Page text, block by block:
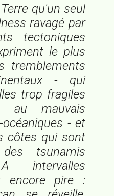
qu'un seul
ravagé par
tectoniques
le plus
tremblements
- qui
trop fragiles
au mauvais
- et
côtes qui sont
tsunamis
intervalles
encore pire :